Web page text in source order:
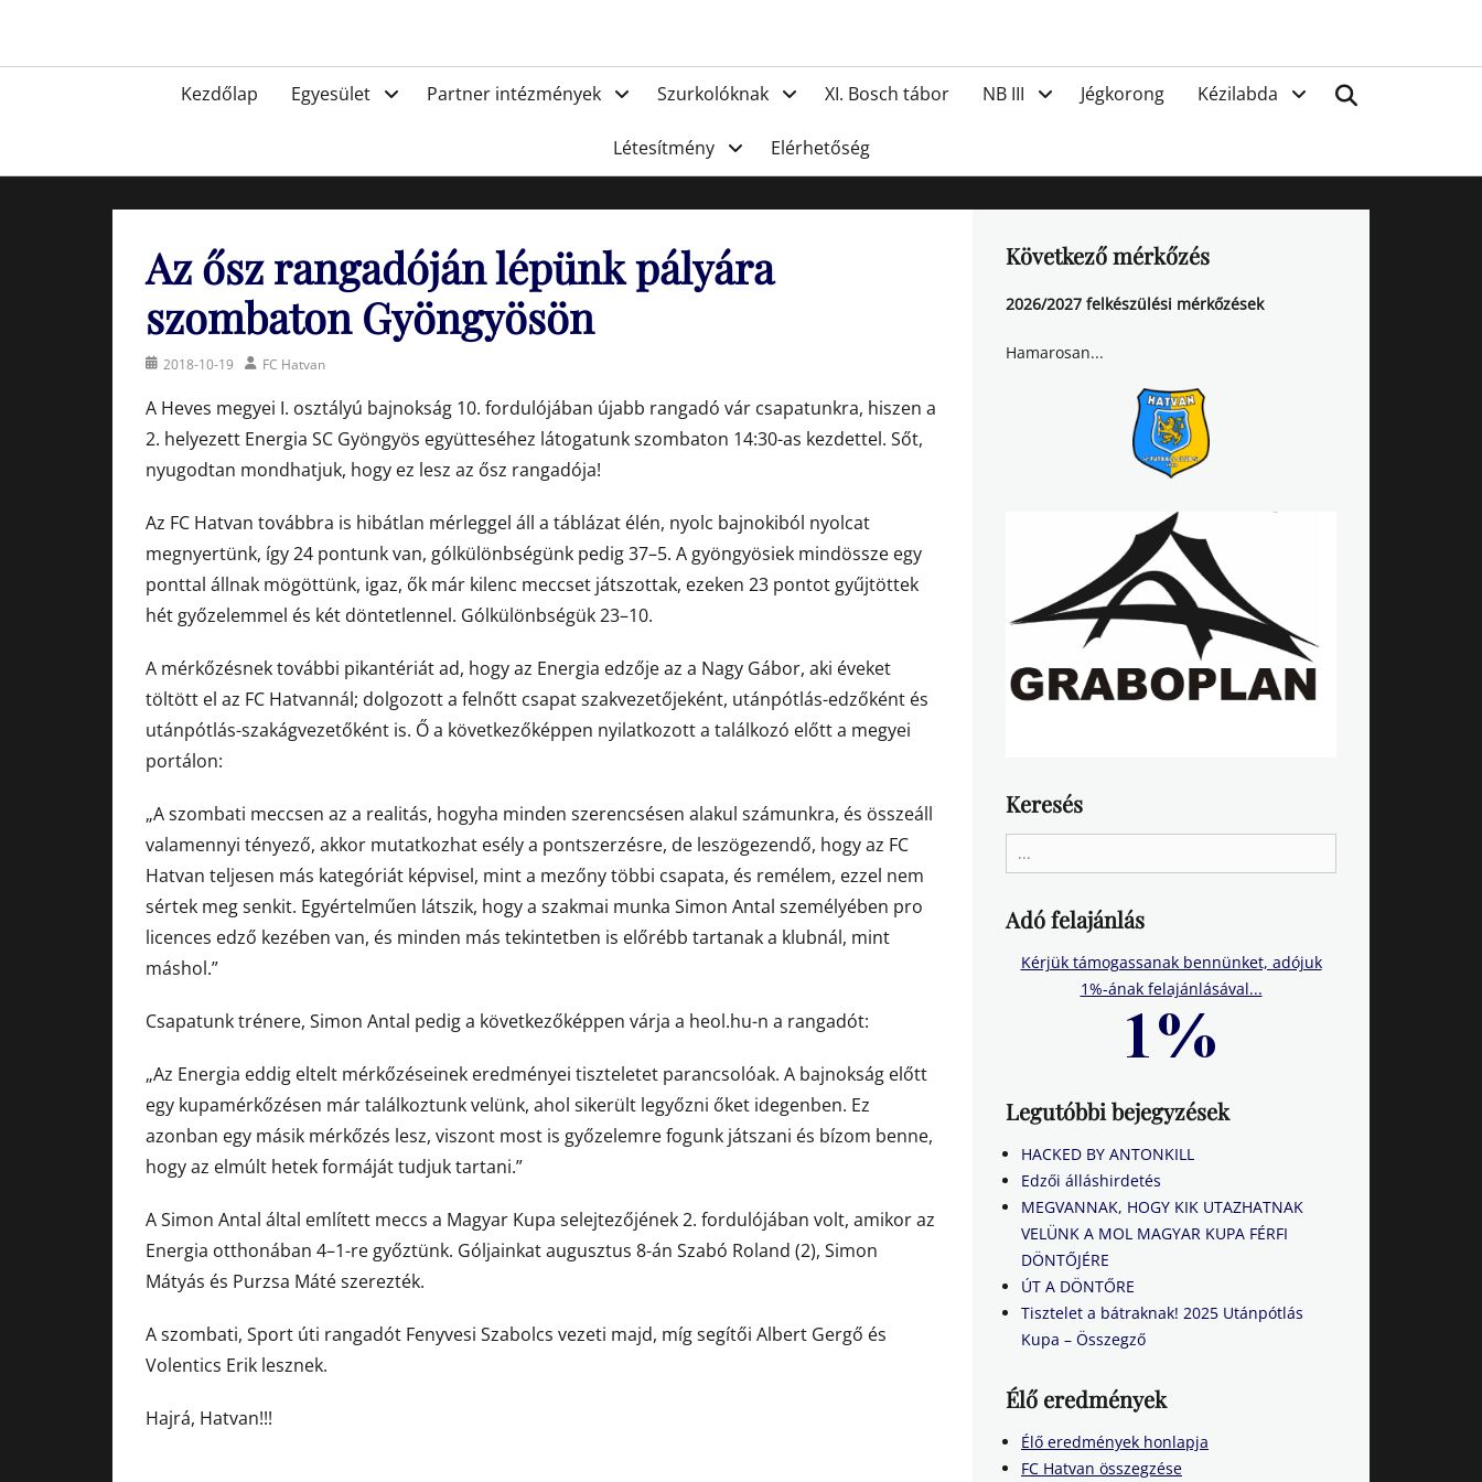
FC Hatvan
PrimaryKezdőlap Egyesület Partner intézmények Szurkolóknak XI. Bosch tábor NB III Jégkorong Kézilabda
Létesítmény Elérhetőség
Az ősz rangadóján lépünk pályára
szombaton Gyöngyösön
Posted2018-10-19 AuthorFC Hatvan
A Heves megyei I. osztályú bajnokság 10. fordulójában újabb rangadó vár csapatunkra, hiszen a
2. helyezett Energia SC Gyöngyös együtteséhez látogatunk szombaton 14:30-as kezdettel. Sőt,
nyugodtan mondhatjuk, hogy ez lesz az ősz rangadója!
Az FC Hatvan továbbra is hibátlan mérleggel áll a táblázat élén, nyolc bajnokiból nyolcat
megnyertünk, így 24 pontunk van, gólkülönbségünk pedig 37–5. A gyöngyösiek mindössze egy
ponttal állnak mögöttünk, igaz, ők már kilenc meccset játszottak, ezeken 23 pontot gyűjtöttek
hét győzelemmel és két döntetlennel. Gólkülönbségük 23–10.
A mérkőzésnek további pikantériát ad, hogy az Energia edzője az a Nagy Gábor, aki éveket
töltött el az FC Hatvannál; dolgozott a felnőtt csapat szakvezetőjeként, utánpótlás-edzőként és
utánpótlás-szakágvezetőként is. Ő a következőképpen nyilatkozott a találkozó előtt a megyei
portálon:
„A szombati meccsen az a realitás, hogyha minden szerencsésen alakul számunkra, és összeáll
valamennyi tényező, akkor mutatkozhat esély a pontszerzésre, de leszögezendő, hogy az FC
Hatvan teljesen más kategóriát képvisel, mint a mezőny többi csapata, és remélem, ezzel nem
sértek meg senkit. Egyértelműen látszik, hogy a szakmai munka Simon Antal személyében pro
licences edző kezében van, és minden más tekintetben is előrébb tartanak a klubnál, mint
máshol.”
Csapatunk trénere, Simon Antal pedig a következőképpen várja a heol.hu-n a rangadót:
„Az Energia eddig eltelt mérkőzéseinek eredményei tiszteletet parancsolóak. A bajnokság előtt
egy kupamérkőzésen már találkoztunk velünk, ahol sikerült legyőzni őket idegenben. Ez
azonban egy másik mérkőzés lesz, viszont most is győzelemre fogunk játszani és bízom benne,
hogy az elmúlt hetek formáját tudjuk tartani.”
A Simon Antal által említett meccs a Magyar Kupa selejtezőjének 2. fordulójában volt, amikor az
Energia otthonában 4–1-re győztünk. Góljainkat augusztus 8-án Szabó Roland (2), Simon
Mátyás és Purzsa Máté szerezték.
A szombati, Sport úti rangadót Fenyvesi Szabolcs vezeti majd, míg segítői Albert Gergő és
Volentics Erik lesznek.
Hajrá, Hatvan!!!
Következő mérkőzés
2026/2027 felkészülési mérkőzések
Hamarosan...
Keresés
for:
Adó felajánlás
Kérjük támogassanak bennünket, adójuk
1%-ának felajánlásával...
Legutóbbi bejegyzések
HACKED BY ANTONKILL
Edzői álláshirdetés
MEGVANNAK, HOGY KIK UTAZHATNAK
VELÜNK A MOL MAGYAR KUPA FÉRFI
DÖNTŐJÉRE
ÚT A DÖNTŐRE
Tisztelet a bátraknak! 2025 Utánpótlás
Kupa – Összegző
Élő eredmények
Élő eredmények honlapja
FC Hatvan összegzése